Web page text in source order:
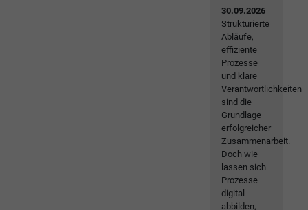
30.09.2026
Strukturierte
Abläufe,
effiziente
Prozesse
und klare
Verantwortlichkeiten
sind die
Grundlage
erfolgreicher
Zusammenarbeit.
Doch wie
lassen sich
Prozesse
digital
abbilden,